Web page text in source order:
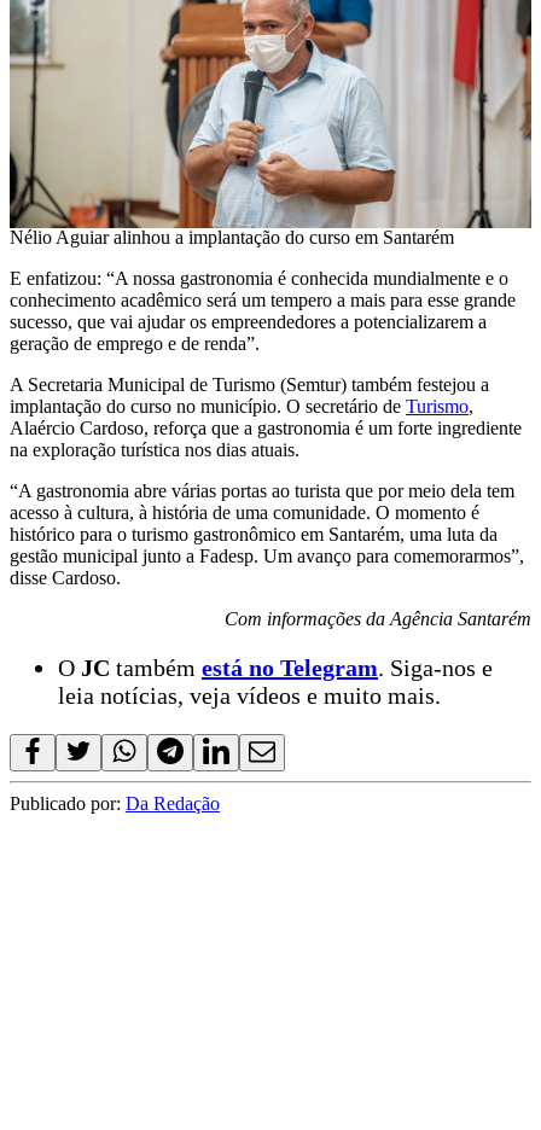
Nélio Aguiar alinhou a implantação do curso em Santarém
E enfatizou: “A nossa gastronomia é conhecida mundialmente e o
conhecimento acadêmico será um tempero a mais para esse grande
sucesso, que vai ajudar os empreendedores a potencializarem a
geração de emprego e de renda”.
A Secretaria Municipal de Turismo (Semtur) também festejou a
implantação do curso no município. O secretário de Turismo,
Alaércio Cardoso, reforça que a gastronomia é um forte ingrediente
na exploração turística nos dias atuais.
“A gastronomia abre várias portas ao turista que por meio dela tem
acesso à cultura, à história de uma comunidade. O momento é
histórico para o turismo gastronômico em Santarém, uma luta da
gestão municipal junto a Fadesp. Um avanço para comemorarmos”,
disse Cardoso.
Com informações da Agência Santarém
O JC também está no Telegram. Siga-nos e
leia notícias, veja vídeos e muito mais.
Publicado por: Da Redação